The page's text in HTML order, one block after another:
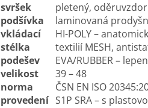
svršek
pletený,
podšívka
laminovaná
vkládací
stélka
HI-POLY –
textilií MESH,
podešev
EVA/RUBBER –
velikost
39 – 48
norma
ČSN EN ISO
provedení S1P SRA – s